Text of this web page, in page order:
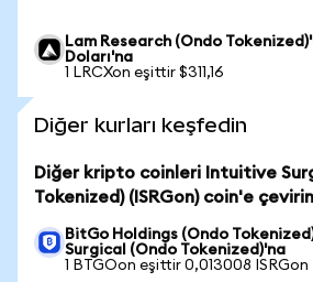
Lam Research (Ondo
Doları'na
1 LRCXon eşittir $311,16
Diğer kurları keşfedin
Diğer kripto coinleri Intuitive
Tokenized) (ISRGon) coin'e çevirin
BitGo Holdings (Ondo
Surgical (Ondo Tokenized)'na
1 BTGOon eşittir 0,013008 ISRGon